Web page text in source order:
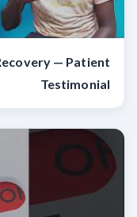
— Patient
Testimonial